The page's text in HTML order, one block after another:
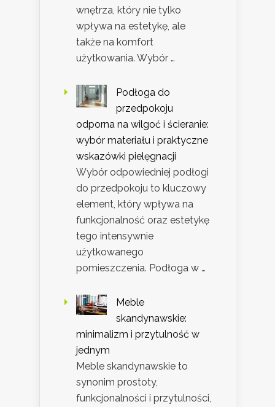
wnętrza, który nie tylko
wpływa na estetykę, ale
także na komfort
użytkowania. Wybór …
Podłoga do
przedpokoju
odporna na wilgoć i ścieranie:
wybór materiału i praktyczne
wskazówki pielęgnacji
Wybór odpowiedniej podłogi
do przedpokoju to kluczowy
element, który wpływa na
funkcjonalność oraz estetykę
tego intensywnie
użytkowanego
pomieszczenia. Podłoga w …
Meble
skandynawskie:
minimalizm i przytulność w
jednym
Meble skandynawskie to
synonim prostoty,
funkcjonalności i przytulności,